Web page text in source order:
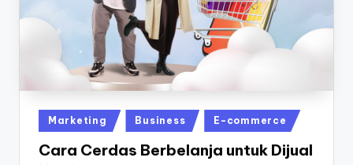
Posted
in
Marketing Business E-commerce
Cara Cerdas Berbelanja untuk Dijual